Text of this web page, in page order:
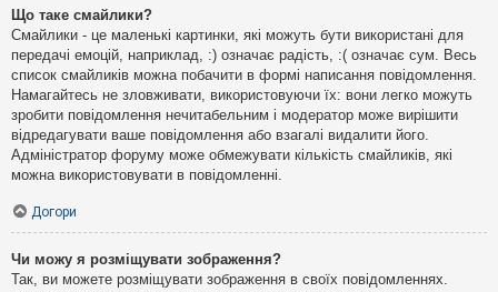
Що таке смайлики?
Смайлики - це маленькі картинки, які можуть бути використані для
передачі емоцій, наприклад, :) означає радість, :( означає сум. Весь
список смайликів можна побачити в формі написання повідомлення.
Намагайтесь не зловживати, використовуючи їх: вони легко можуть
зробити повідомлення нечитабельним і модератор може вирішити
відредагувати ваше повідомлення або взагалі видалити його.
Адміністратор форуму може обмежувати кількість смайликів, які
можна використовувати в повідомленні.
Догори
Чи можу я розміщувати зображення?
Так, ви можете розміщувати зображення в своїх повідомленнях.